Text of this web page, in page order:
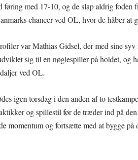
med 17-10, og de slap aldrig foden
chancer ved OL, hvor de håber at
var Mathias Gidsel, der med sine
sig til en nøglespiller på holdet, og
ved OL.
igen torsdag i den anden af to
og spillestil før de træder ind på
momentum og fortsætte med at bygge på